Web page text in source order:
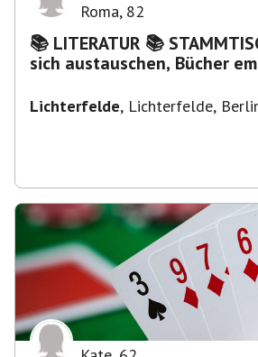
Roma, 82
📚 LITERATUR 📚 STAMMTISCH - BRUNCH -
sich austauschen, Bücher
Lichterfelde, Lichterfelde,